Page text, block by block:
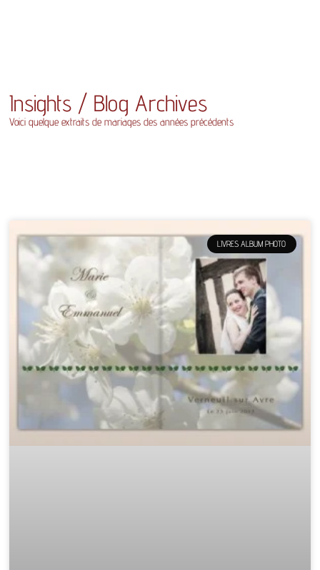
Insights / Blog Archives
Voici quelque extraits de mariages des années précédents
LIVRES ALBUM PHOTO